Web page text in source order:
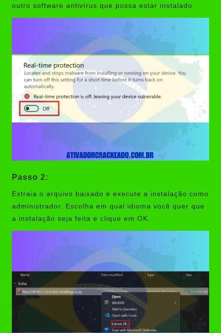
outro software antivírus que possa estar instalado.
Passo 2:
Extraia o arquivo baixado e execute a instalação como
administrador. Escolha em qual idioma você quer que
a instalação seja feita e clique em OK.